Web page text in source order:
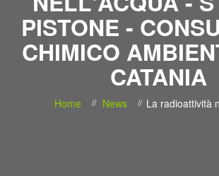
PISTONE -
CHIMICO
CATANIA
Home News La radioattività